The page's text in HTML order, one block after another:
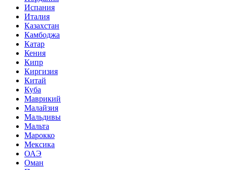
Испания
Италия
Казахстан
Камбоджа
Катар
Кения
Кипр
Киргизия
Китай
Куба
Маврикий
Малайзия
Мальдивы
Мальта
Марокко
Мексика
ОАЭ
Оман